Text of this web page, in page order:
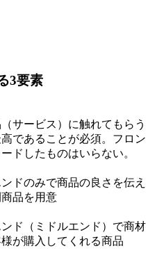
3要素
サービス）に触れてもらう
であることが必須。フロン
ドしたものはいらない。
ドのみで商品の良さを伝え
品を用意
ド（ミドルエンド）で商材
が購入してくれる商品